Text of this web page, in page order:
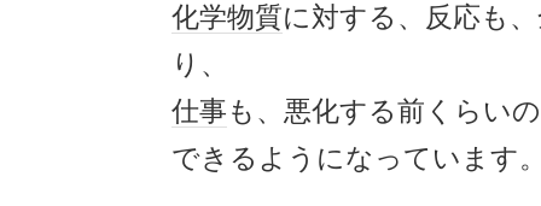
化学物質に対する、反応も
り、
仕事も、悪化する前くらい
できるようになっています